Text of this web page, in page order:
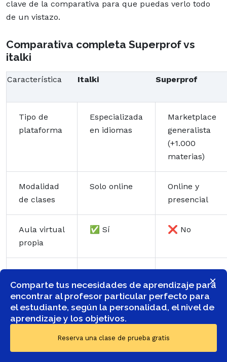
×
Comparte tus necesidades de aprendizaje para
encontrar al profesor particular perfecto para
el estudiante, según la personalidad, el nivel de
aprendizaje y los objetivos.
Reserva una clase de prueba gratis
clave de la comparativa para que puedas verlo todo
de un vistazo.
Comparativa completa Superprof vs
italki
Característica Italki Superprof
Tipo de
plataforma
Especializada
en idiomas
Marketplace
generalista
(+1.000
materias)
Modalidad
de clases
Solo online
Online y
presencial
Aula virtual
propia
✅ Sí ❌ No
Variedad de
materias
Solo idiomas
(+150
lenguas)
Más de
1.000
materias
las tarifas?